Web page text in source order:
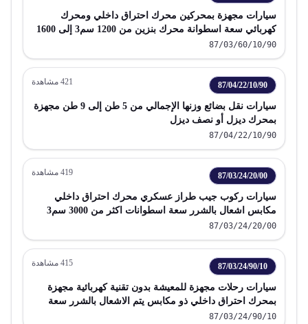
سيارات مجهزة بمحركين محرك احتراق داخلي ومحرك
كهربائي سعة اسطوانة محرك بنزين من 1200 سم3 إلى 1600
سم3 يمكن شحنها بمصدر خارجي للطاقة الكهربائية
87/03/60/10/90
87/04/22/10/90
421 مشاهدة
سيارات نقل بضائع وزنها الإجمالي من 5 طن إلى 9 طن مجهزة
بمحرك ديزل أو نصف ديزل
87/04/22/10/90
87/03/24/20/00
419 مشاهدة
سيارات ركوب جيب طراز عسكري محرك احتراق داخلي
مكابس اشعال بالشرر سعة اسطوانات اكثر من 3000 سم3
87/03/24/20/00
87/03/24/90/10
415 مشاهدة
سيارات رحلات مجهزة للمعيشة بدون تقنية كهربائية مجهزة
بمحرك احتراق داخلي ذو مكابس يتم الاشعال بالشرر سعة
اسطواناتها تزيد عن 3000 سم3
87/03/24/90/10